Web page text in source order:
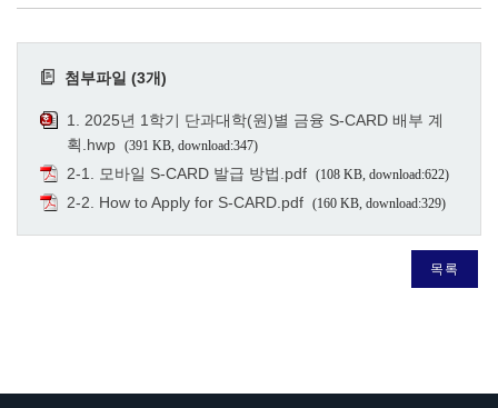
첨부파일 (3개)
1. 2025년 1학기 단과대학(원)별 금융 S-CARD 배부 계
획.hwp (391 KB, download:347)
2-1. 모바일 S-CARD 발급 방법.pdf (108 KB, download:622)
2-2. How to Apply for S-CARD.pdf (160 KB, download:329)
목록